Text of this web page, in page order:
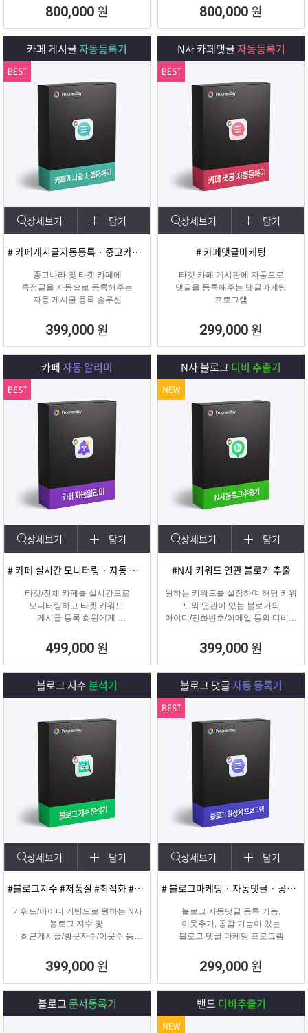
회원 수, 제목개수 , 내용개수, 댓글개
수, 가입조건,
글쓰기조건 별로 추출하여 얼마나 활
성화가 되어
있는지를 체크하여 효과가 있을만한
확인하여 효과적인 바이럴 마케팅을
진행할 수 있도록
800,000 원 800,000 원
카페 게시글자동등록기
상세보기 담기
# 카페게시글자동등록 · 중고카페글쓰기
중고나라 및 타겟 카페에
특정글을 자동으로 등록해주는
자동 게시글 등록 솔루션
399,000 원
BEST
N사 카페댓글자동등록기
상세보기 담기
# 카페댓글마케팅
타겟 카페 게시판에 자동으로
댓글을 등록해주는 댓글마케팅
프로그램
299,000 원
BEST
카페자동 알리미
상세보기 담기
# 카페 실시간 모니터링 · 자동 쪽지/메일발송
타겟/전체 카페를 실시간으로
모니터링하고 타겟 키워드
게시글 등록 회원에게
프로그램
499,000 원
BEST
N사 블로그 디비 추출기
상세보기 담기
#N사 키워드 연관 블로거 추출
원하는 키워드를 설정하여 해당 키워
드와 연관이 있는 블로거의
아이디/전화번호/이메일 등의 디비를
실질적으로 효과적인 디비를 추출 할
수 있는 프로그램
399,000 원
NEW
블로그 지수분석기
상세보기 담기
#블로그지수 #저품질 #최적화 #블로그품질확인
키워드/아이디 기반으로 원하는 N사
블로그 지수 및
최근게시글/방문자수/이웃수 등
램
399,000 원
블로그 댓글자동 등록기
상세보기 담기
# 블로그마케팅 · 자동댓글 · 공감 · 이웃추가 · 서로이웃추가 · 서이추 · 스크랩
블로그 자동댓글 등록 기능,
이웃추가, 공감 기능이 있는
블로그 댓글 마케팅 프로그램
299,000 원
BEST
블로그문서등록기 밴드 디비추출기
NEW